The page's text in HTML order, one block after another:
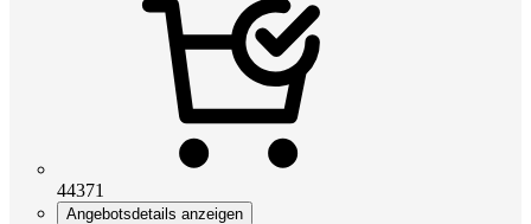
44371
Angebotsdetails anzeigen